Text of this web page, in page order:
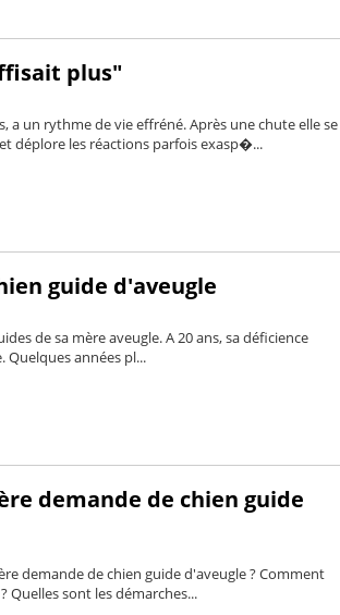
plus"
a un rythme de vie effréné. Après une chute elle se
déplore les réactions parfois exasp�...
guide d'aveugle
de sa mère aveugle. A 20 ans, sa déficience
Quelques années pl...
demande de chien guide
demande de chien guide d'aveugle ? Comment
Quelles sont les démarches...